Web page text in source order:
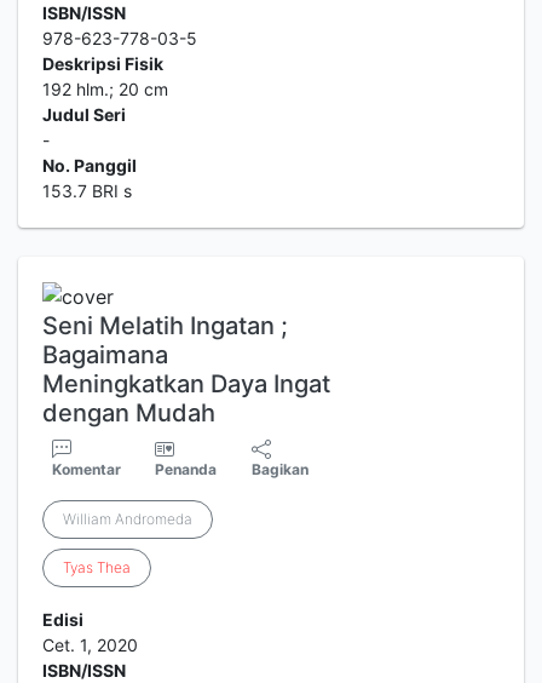
ISBN/ISSN
978-623-778-03-5
Deskripsi Fisik
192 hlm.; 20 cm
Judul Seri
-
No. Panggil
153.7 BRI s
Seni Melatih Ingatan ;
Bagaimana
Meningkatkan Daya Ingat
dengan Mudah
Komentar Penanda Bagikan
William Andromeda
Tyas Thea
Edisi
Cet. 1, 2020
ISBN/ISSN